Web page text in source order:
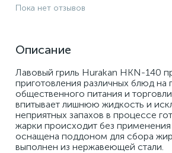
Пока нет отзывов
Описание
Лавовый гриль Hurakan HKN-140
приготовления различных блюд на
общественного питания и
впитывает лишнюю жидкость и
неприятных запахов в процессе
жарки происходит без
оснащена поддоном для сбора
выполнен из нержавеющей стали.